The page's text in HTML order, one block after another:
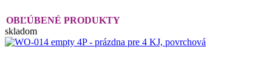
OBĽÚBENÉ PRODUKTY
skladom